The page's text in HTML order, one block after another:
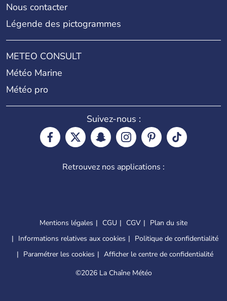
Nous contacter
Légende des pictogrammes
METEO CONSULT
Météo Marine
Météo pro
Suivez-nous :
Retrouvez nos applications :
Mentions légales CGU CGV
Plan du site
Informations relatives aux cookies
Politique de confidentialité
Paramétrer les cookies
Afficher le centre de confidentialité
©2026 La Chaîne Météo